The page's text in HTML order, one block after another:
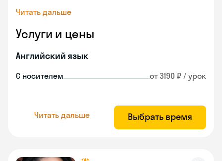
Читать дальше
Услуги и цены
Английский язык
С носителем от 3190 ₽ / урок
Читать дальше Выбрать время